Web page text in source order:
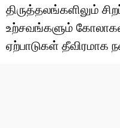
திருத்தலங்களிலும்
உற்சவங்களும்
ஏற்பாடுகள் தீவிரமாக